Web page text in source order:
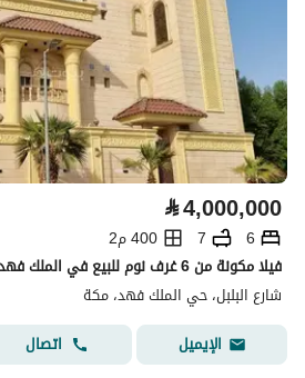
⃁4,000,000
6
7
400 م2
فيلا مكونة من 6 غرف نوم للبيع في الملك فهد، مكة المكرمة
شارع البلبل، حي الملك فهد، مكة
الإيميل
اتصال